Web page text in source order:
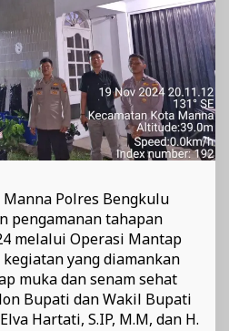
Manna Polres Bengkulu
pengamanan tahapan
melalui Operasi Mantap
yang diamankan
muka dan senam sehat
Bupati dan Wakil Bupati
Hartati, S.IP, M.M, dan H.